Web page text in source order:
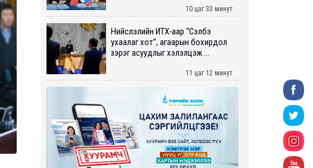
10 цаг 33 минут
Нийслэлийн ИТХ-аар “Сэлбэ
ухаалаг хот”, агаарын бохирдол
зэрэг асуудлыг хэлэлцэж ...
11 цаг 12 минут